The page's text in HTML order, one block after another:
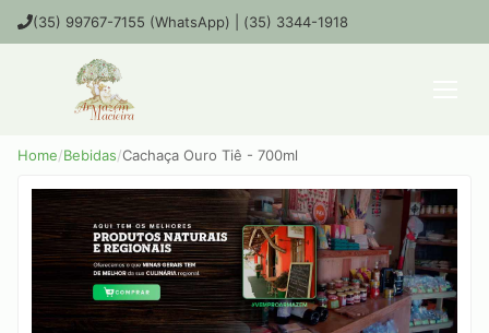
(35) 99767-7155 (WhatsApp) | (35) 3344-1918
Home/Bebidas/Cachaça Ouro Tiê - 700ml